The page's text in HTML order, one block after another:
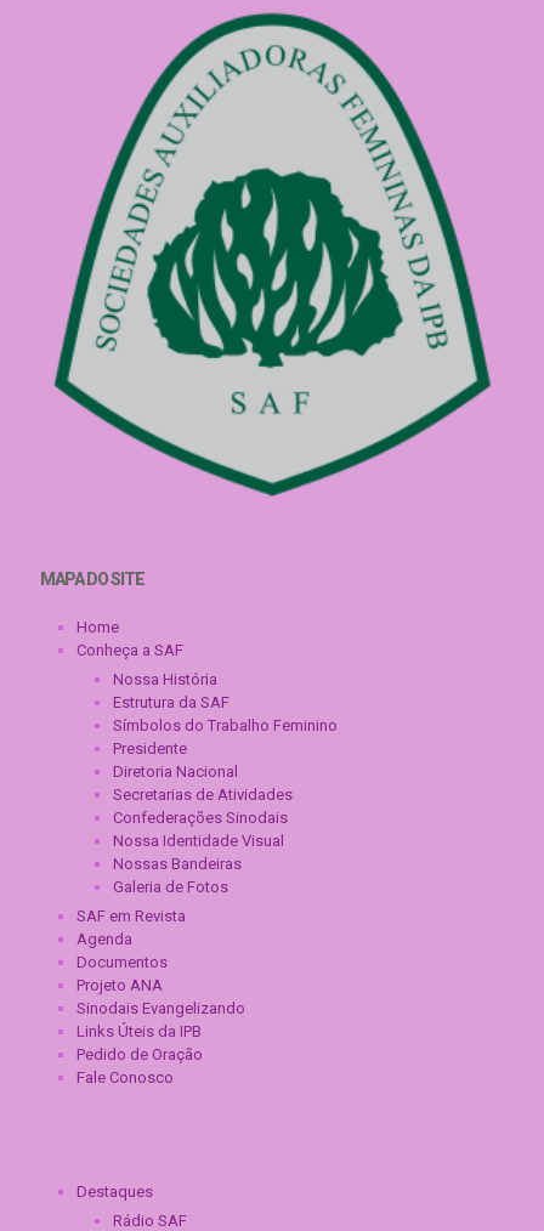
MAPA DO SITE
Home
Conheça a SAF
Nossa História
Estrutura da SAF
Símbolos do Trabalho Feminino
Presidente
Diretoria Nacional
Secretarias de Atividades
Confederações Sinodais
Nossa Identidade Visual
Nossas Bandeiras
Galeria de Fotos
SAF em Revista
Agenda
Documentos
Projeto ANA
Sinodais Evangelizando
Links Úteis da IPB
Pedido de Oração
Fale Conosco
Destaques
Rádio SAF